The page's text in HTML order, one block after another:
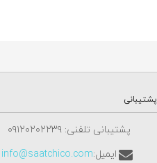
پشتیبانی
پشتیبانی تلفنی: ٠٩١٢٠٢٠٢٢٣٩
ایمیل:info@saatchico.com